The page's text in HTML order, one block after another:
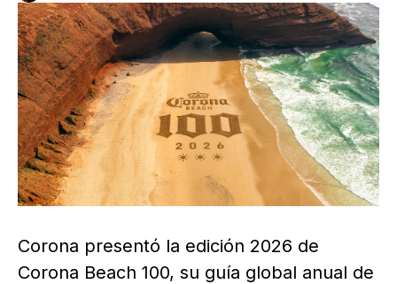
Corona presentó la edición 2026 de
Corona Beach 100, su guía global anual de